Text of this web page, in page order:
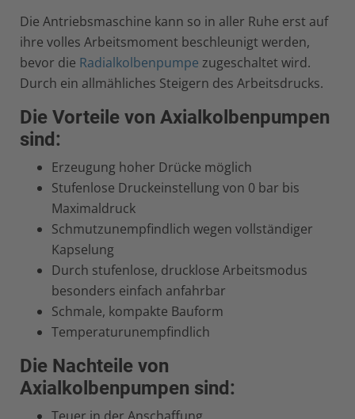
Die Antriebsmaschine kann so in aller Ruhe erst auf
ihre volles Arbeitsmoment beschleunigt werden,
bevor die Radialkolbenpumpe zugeschaltet wird.
Durch ein allmähliches Steigern des Arbeitsdrucks.
Die Vorteile von Axialkolbenpumpen
sind:
Erzeugung hoher Drücke möglich
Stufenlose Druckeinstellung von 0 bar bis
Maximaldruck
Schmutzunempfindlich wegen vollständiger
Kapselung
Durch stufenlose, drucklose Arbeitsmodus
besonders einfach anfahrbar
Schmale, kompakte Bauform
Temperaturunempfindlich
Die Nachteile von
Axialkolbenpumpen sind: